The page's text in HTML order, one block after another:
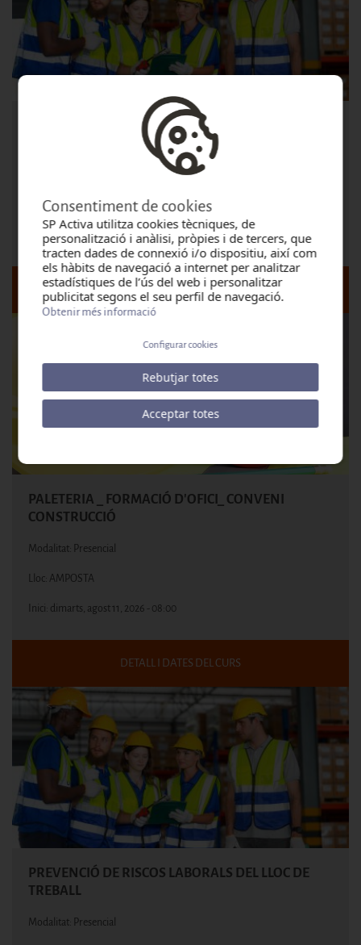
PREVENCIÓ DE RISCOS LABORALS DEL LLOC DE
Lloc: VALENCIA
Inici: dilluns, agost 10, 2026 - 09:00
DETALL I DATES DEL CURS
PALETERIA _ FORMACIÓ D'OFICI_ CONVENI
CONSTRUCCIÓ
Modalitat: Presencial
Lloc: AMPOSTA
Inici: dimarts, agost 11, 2026 - 08:00
DETALL I DATES DEL CURS
PREVENCIÓ DE RISCOS LABORALS DEL LLOC DE
TREBALL
Modalitat: Presencial
Consentiment de cookies
SP Activa utilitza cookies tècniques, de
personalització i anàlisi, pròpies i de tercers, que
tracten dades de connexió i/o dispositiu, així com
els hàbits de navegació a internet per analitzar
estadístiques de l’ús del web i personalitzar
publicitat segons el seu perfil de navegació.
Obtenir més informació
Configurar cookies
Rebutjar totes
Acceptar totes